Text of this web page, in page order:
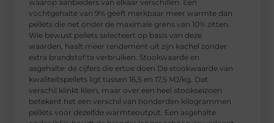
waarop aanbieders van elkaar verschillen. Een
vochtgehalte van 9% geeft merkbaar meer warmte dan
pellets die net onder de maximale grens van 10% zitten.
Wie bewust pellets selecteert op basis van deze
waarden, haalt meer rendement uit zijn kachel zonder
extra brandstof te verbruiken. Stookwaarde en
asgehalte: de cijfers die ertoe doen De stookwaarde van
kwaliteitspellets ligt tussen 16,5 en 17,5 MJ/kg. Dat
verschil klinkt klein, maar over een heel stookseizoen
betekent het een verschil van honderden kilogrammen
pellets voor dezelfde warmteoutput. Een asgehalte